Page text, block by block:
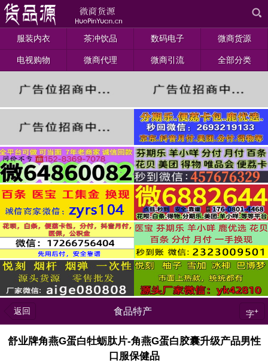
服装内衣 茶冲饮品 数码电子 微商货源
电视购物 微商代理 微商引流 全部分类
返回 食品特产 字+
舒业牌角燕G蛋白牡蛎肽片-角燕G蛋白胶囊升级产品男性
口服保健品